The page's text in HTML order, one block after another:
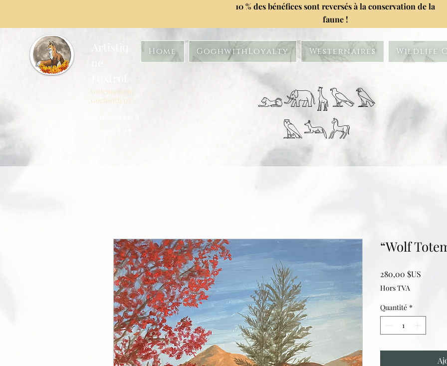
10 % des bénéfices sont reversés à la conservation de la
faune !
Artistiq
Anciennement
GoghwithArt
Home GoghwithLoyalty Westernaires Wildlife
𓃭𓃰𓃱𓅂𓅃
𓅓𓃢𓃗
“Wolf
280,00 $US
Hors TVA
Quantité *